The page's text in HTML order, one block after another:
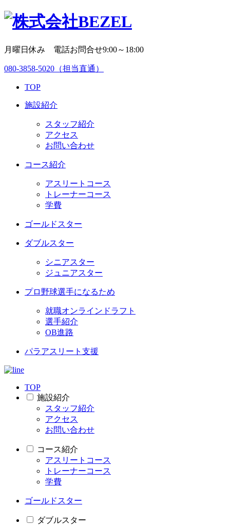
月曜日休み 電話お問合せ9:00～18:00
080-3858-5020 （担当直通）
TOP
施設紹介
スタッフ紹介
アクセス
お問い合わせ
コース紹介
アスリートコース
トレーナーコース
学費
ゴールドスター
ダブルスター
シニアスター
ジュニアスター
プロ野球選手になるため
就職オンラインドラフト
選手紹介
OB進路
パラアスリート支援
TOP
施設紹介
スタッフ紹介
アクセス
お問い合わせ
コース紹介
アスリートコース
トレーナーコース
学費
ゴールドスター
ダブルスター